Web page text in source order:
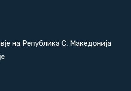
на Република С. Македонија